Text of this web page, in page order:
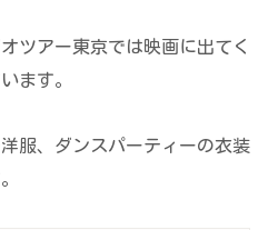
ツアー東京では映画に出てく
ます。
服、ダンスパーティーの衣装